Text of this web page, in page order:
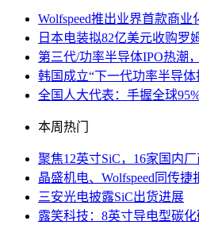
Wolfspeed推出业界首款商业
日本电装拟82亿美元收购罗
第三代/功率半导体IPO热潮
韩国成立“下一代功率半导体
全国人大代表：手握全球
本周热门
聚焦12英寸SiC，16家国内
晶盛机电、Wolfspeed同传
三安光电披露SiC出货进展
露笑科技：8英寸导电型碳